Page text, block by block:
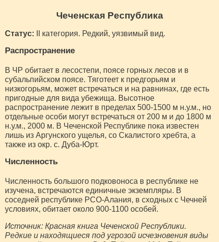
Чеченская Республика
Статус: II категория. Редкий, уязвимый вид.
Распространение
В ЧР обитает в лесостепи, поясе горных лесов и в
субальпийском поясе. Тяготеет к предгорьям и
низкогорьям, может встречаться и на равнинах, где есть
пригодные для вида убежища. Высотное
распространение лежит в пределах 500-1500 м н.у.м., но
отдельные особи могут встречаться от 200 м и до 1800 м
н.у.м., 2000 м. В Чеченской Республике пока известен
лишь из Аргунского ущелья, со Скалистого хребта, а
также из окр. с. Дуба-Юрт.
Численность
Численность большого подковоноса в республике не
изучена, встречаются единичные экземпляры. В
соседней республике РСО-Алания, в сходных с Чечней
условиях, обитает около 900-1100 особей.
Источник: Красная книга Чеченской Республики.
Редкие и находящиеся под угрозой исчезновения виды